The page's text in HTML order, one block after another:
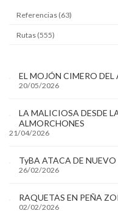
Referencias (63)
Rutas (555)
EL MOJÓN CIMERO DEL
20/05/2026
LA MALICIOSA DESDE
ALMORCHONES
21/04/2026
TyBA ATACA DE NUEVO
26/02/2026
RAQUETAS EN PEÑA
02/02/2026